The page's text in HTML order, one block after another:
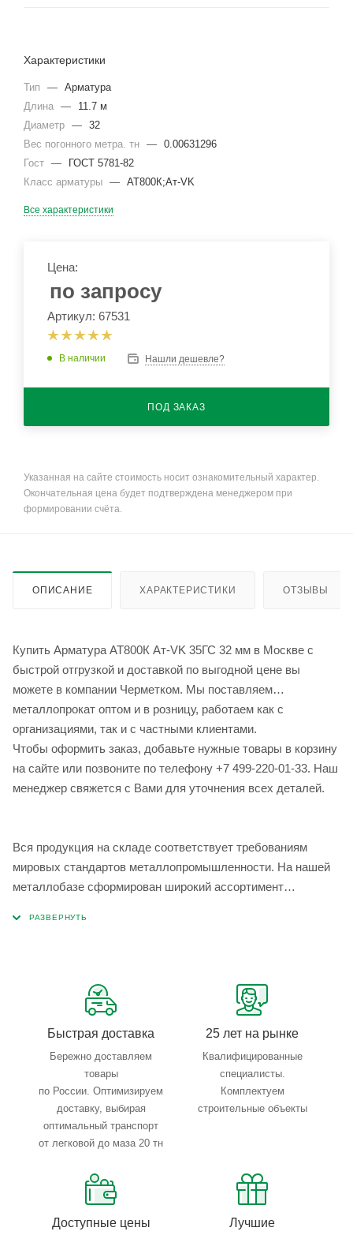
Характеристики
Тип — Арматура
Длина —
11.7 м
Диаметр — 32
Вес погонного метра. тн — 0.00631296
Гост —
ГОСТ 5781-82
Класс арматуры — АТ800К;Ат-VK
Все характеристики
Цена:
по запросу
Артикул: 67531
В наличии Нашли дешевле?
ПОД ЗАКАЗ
Указанная на сайте стоимость носит ознакомительный характер.
Окончательная цена будет подтверждена менеджером при
формировании счёта.
ОПИСАНИЕ ХАРАКТЕРИСТИКИ ОТЗЫВЫ
Купить Арматура АТ800К Ат-VK 35ГС 32 мм в Москве с
быстрой отгрузкой и доставкой по выгодной цене вы
можете в компании Черметком. Мы поставляем
металлопрокат оптом и в розницу, работаем как с
организациями, так и с частными клиентами.
Чтобы оформить заказ, добавьте нужные товары в корзину
на сайте или позвоните по телефону +7 499-220-01-33. Наш
менеджер свяжется с Вами для уточнения всех деталей.
Вся продукция на складе соответствует требованиям
мировых стандартов металлопромышленности. На нашей
металлобазе сформирован широкий ассортимент
Быстрая доставка
Бережно доставляем
товары
по России. Оптимизируем
доставку, выбирая
оптимальный транспорт
от легковой до маза 20 тн
25 лет на рынке
Квалифицированные
специалисты.
Комплектуем
строительные объекты
Доступные цены Лучшие